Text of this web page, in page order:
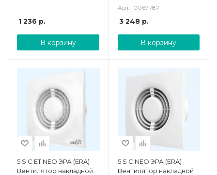
1 236 р.
В корзину
Арт.: 0067787
3 248р.
В корзину
5 S C ET NEO ЭРА (ERA)
Вентилятор накладной
5 S C NEO ЭРА (ERA)
Вентилятор накладной